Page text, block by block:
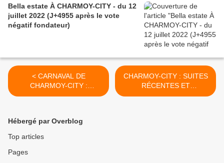
Bella estate À CHARMOY-CITY - du 12
juillet 2022 (J+4955 après le vote
négatif fondateur)
< CARNAVAL DE
CHARMOY-CITY :
ORIGINAUX, LES
négatif fondateur)
CHARMOY-CITY : SUITES
RÉCENTES ET
POSSIBLEMENT FUTURES
Hébergé par Overblog
Top articles
Pages